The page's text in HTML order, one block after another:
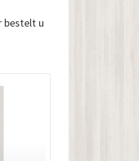
bestelt u